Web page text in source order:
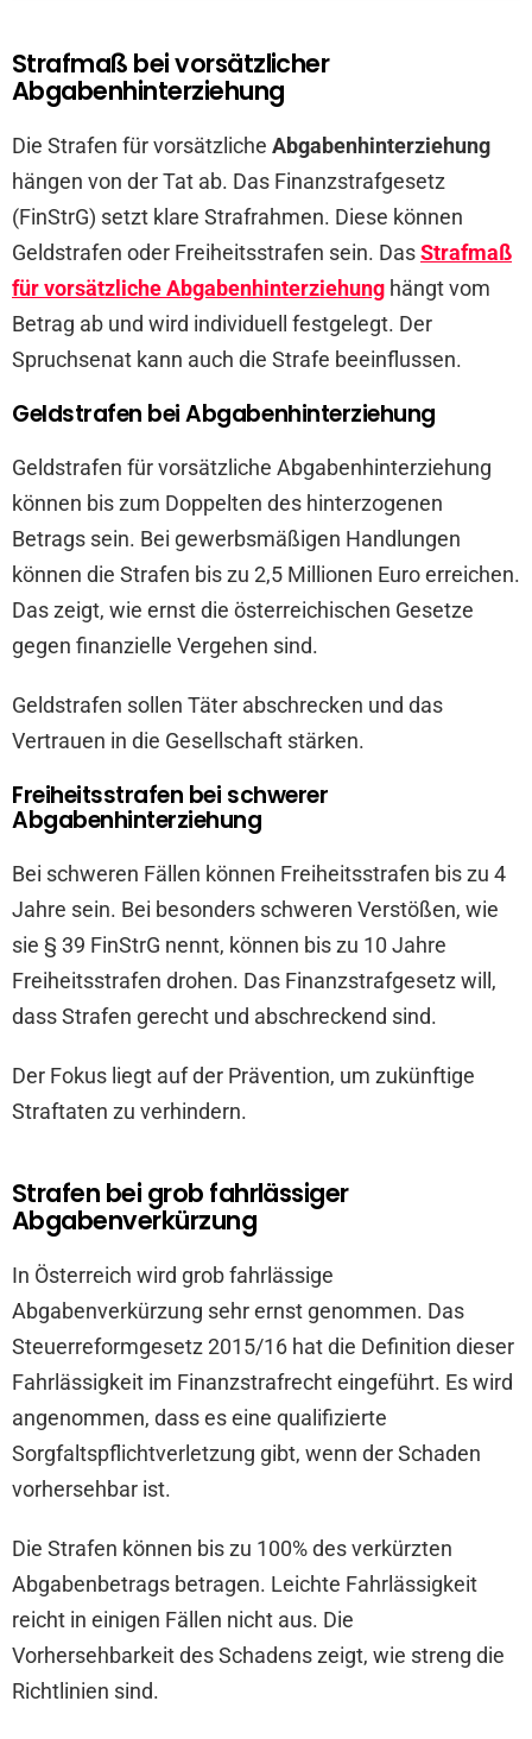
Strafmaß bei vorsätzlicher
Abgabenhinterziehung
Die Strafen für vorsätzliche Abgabenhinterziehung
hängen von der Tat ab. Das Finanzstrafgesetz
(FinStrG) setzt klare Strafrahmen. Diese können
Geldstrafen oder Freiheitsstrafen sein. DasStrafmaß
für vorsätzliche Abgabenhinterziehung hängt vom
Betrag ab und wird individuell festgelegt. Der
Spruchsenat kann auch die Strafe beeinflussen.
Geldstrafen bei Abgabenhinterziehung
Geldstrafen für vorsätzliche Abgabenhinterziehung
können bis zum Doppelten des hinterzogenen
Betrags sein. Bei gewerbsmäßigen Handlungen
können die Strafen bis zu 2,5 Millionen Euro erreichen.
Das zeigt, wie ernst die österreichischen Gesetze
gegen finanzielle Vergehen sind.
Geldstrafen sollen Täter abschrecken und das
Vertrauen in die Gesellschaft stärken.
Freiheitsstrafen bei schwerer
Abgabenhinterziehung
Bei schweren Fällen können Freiheitsstrafen bis zu 4
Jahre sein. Bei besonders schweren Verstößen, wie
sie § 39 FinStrG nennt, können bis zu 10 Jahre
Freiheitsstrafen drohen. Das Finanzstrafgesetz will,
dass Strafen gerecht und abschreckend sind.
Der Fokus liegt auf der Prävention, um zukünftige
Straftaten zu verhindern.
Strafen bei grob fahrlässiger
Abgabenverkürzung
In Österreich wird grob fahrlässige
Abgabenverkürzung sehr ernst genommen. Das
Steuerreformgesetz 2015/16 hat die Definition dieser
Fahrlässigkeit im Finanzstrafrecht eingeführt. Es wird
angenommen, dass es eine qualifizierte
Sorgfaltspflichtverletzung gibt, wenn der Schaden
vorhersehbar ist.
Die Strafen können bis zu 100% des verkürzten
Abgabenbetrags betragen. Leichte Fahrlässigkeit
reicht in einigen Fällen nicht aus. Die
Vorhersehbarkeit des Schadens zeigt, wie streng die
Richtlinien sind.